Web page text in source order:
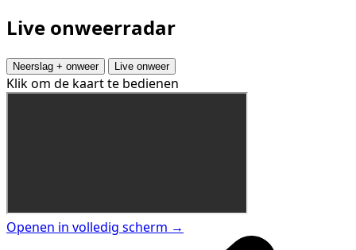
Live onweerradar
Neerslag + onweer Live onweer
Klik om de kaart te bedienen
Openen in volledig scherm →